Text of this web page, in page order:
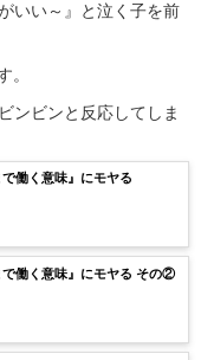
がいい～』と泣く子を前
。
ンビンと反応してしま
で働く意味』にモヤる
で働く意味』にモヤる その②